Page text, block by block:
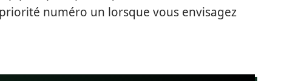
numéro un lorsque vous envisagez